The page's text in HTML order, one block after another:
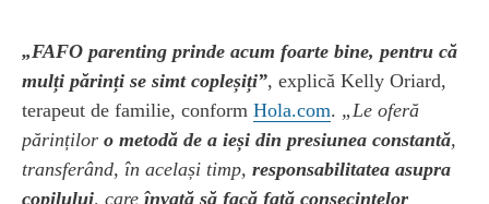
„FAFO parenting prinde acum foarte bine, pentru că
mulți părinți se simt copleșiți”, explică Kelly Oriard,
terapeut de familie, conform Hola.com. „Le oferă
părinților o metodă de a ieși din presiunea constantă,
transferând, în același timp, responsabilitatea asupra
copilului, care învață să facă față consecințelor